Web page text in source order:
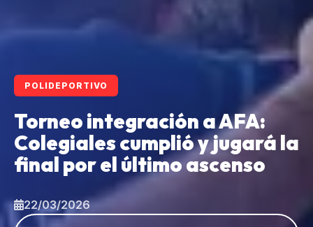
POLIDEPORTIVO
Torneo integración a AFA:
Colegiales cumplió y jugará la
final por el último ascenso
22/03/2026